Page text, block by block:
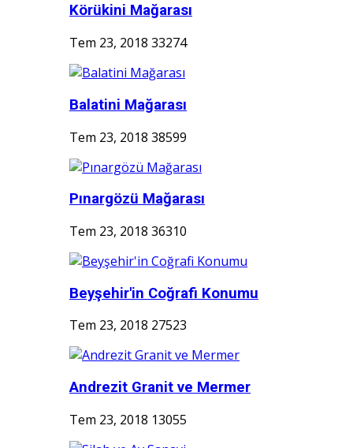
Körükini Mağarası
Tem 23, 2018 33274
Balatini Mağarası
Tem 23, 2018 38599
Pınargözü Mağarası
Tem 23, 2018 36310
Beyşehir'in Coğrafi Konumu
Tem 23, 2018 27523
Andrezit Granit ve Mermer
Tem 23, 2018 13055